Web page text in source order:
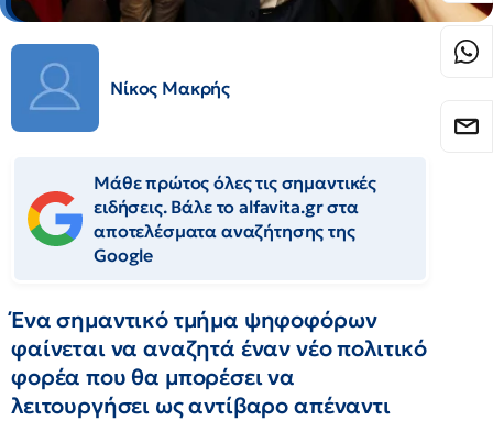
Νίκος Μακρής
Μάθε πρώτος όλες τις σημαντικές
ειδήσεις. Βάλε το alfavita.gr στα
αποτελέσματα αναζήτησης της
Google
Ένα σημαντικό τμήμα ψηφοφόρων
φαίνεται να αναζητά έναν νέο πολιτικό
φορέα που θα μπορέσει να
λειτουργήσει ως αντίβαρο απέναντι